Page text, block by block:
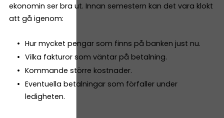
ekonomin ser bra ut. Innan semestern kan det vara klokt
att gå igenom:
Hur mycket pengar som finns på banken just nu.
Vilka fakturor som väntar på betalning.
Kommande större kostnader.
Eventuella betalningar som förfaller under
ledigheten.